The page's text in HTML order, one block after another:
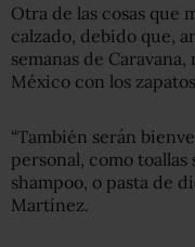
Otra de las cosas que
calzado, debido que,
semanas de
México con los
“También serán
personal, como toallas
shampoo, o pasta de
Martínez.